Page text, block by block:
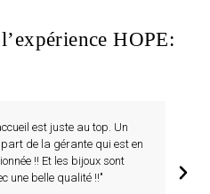
HOPE:
est juste au top. Un
de la gérante qui est en
!! Et les bijoux sont
une belle qualité !!"